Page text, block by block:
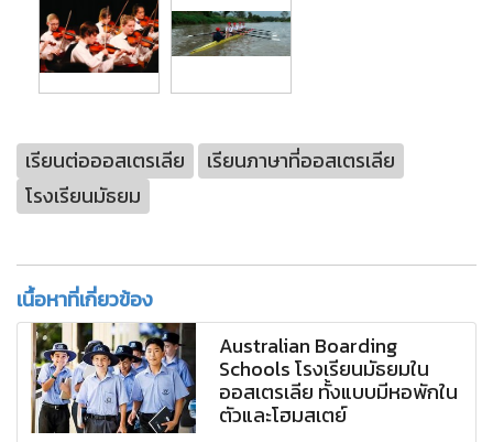
เรียนต่อออสเตรเลีย
เรียนภาษาที่ออสเตรเลีย
โรงเรียนมัธยม
เนื้อหาที่เกี่ยวข้อง
Australian Boarding
Schools โรงเรียนมัธยมใน
ออสเตรเลีย ทั้งแบบมีหอพักใน
ตัวและโฮมสเตย์